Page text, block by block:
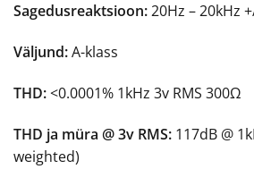
Sagedusreaktsioon:20Hz – 20kHz
Väljund:A-klass
THD:<0.0001% 1kHz 3v RMS 300Ω
THD ja müra @ 3v RMS: 117dB @
weighted)